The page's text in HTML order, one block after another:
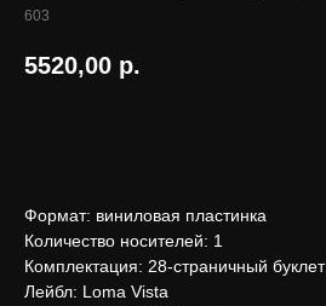
603
5520,00 р.
Формат: виниловая пластинка
Количество носителей: 1
Комплектация: 28-страничный буклет
Лейбл: Loma Vista